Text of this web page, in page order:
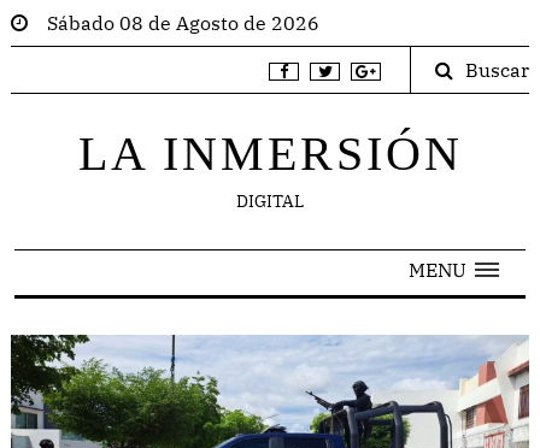
Sábado 08 de Agosto de 2026
Buscar
LA INMERSIÓN
DIGITAL
MENU